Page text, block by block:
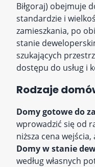
Biłgoraj) obejmuje
standardzie i
zamieszkania, po
stanie
szukających
dostępu do usług i
Rodzaje
Domy gotowe do
wprowadzić się od
niższa cena
Domy w stanie
według własnych